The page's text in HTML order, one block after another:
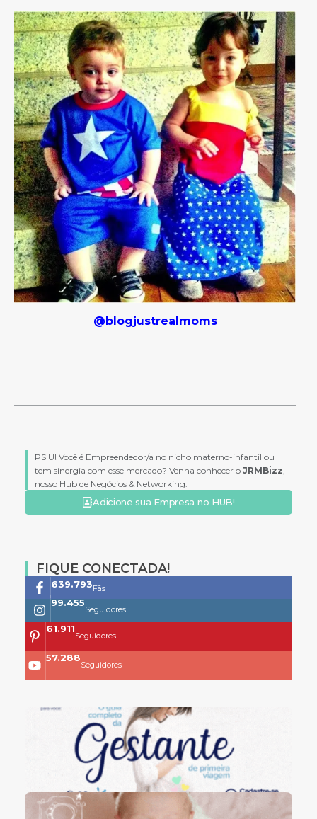
@blogjustrealmoms
PSIU! Você é Empreendedor/a no nicho materno-infantil ou
tem sinergia com esse mercado? Venha conhecer o JRMBizz,
nosso Hub de Negócios & Networking:
Adicione sua Empresa no HUB!
FIQUE CONECTADA!
761.659Fãs
118.399
Seguidores
73.704
Seguidores
68.200
Seguidores